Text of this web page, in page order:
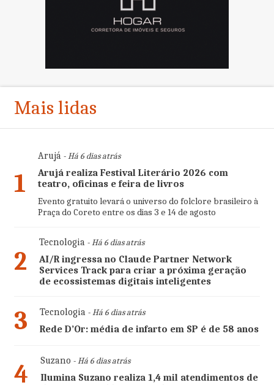
Mais lidas
1
Arujá- Há 6 dias atrás
Arujá realiza Festival Literário 2026 com
teatro, oficinas e feira de livros
Evento gratuito levará o universo do folclore brasileiro à
Praça do Coreto entre os dias 3 e 14 de agosto
2
Tecnologia- Há 6 dias atrás
AI/R ingressa no Claude Partner Network
Services Track para criar a próxima geração
de ecossistemas digitais inteligentes
3 Tecnologia- Há 6 dias atrás
Rede D’Or: média de infarto em SP é de 58 anos
4 Suzano - Há 6 dias atrás
Ilumina Suzano realiza 1,4 mil atendimentos de